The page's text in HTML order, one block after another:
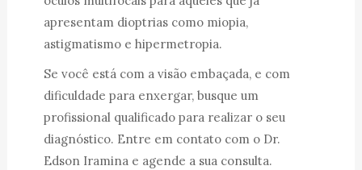
apresentam dioptrias como miopia,
astigmatismo e hipermetropia.
Se você está com a visão embaçada, e com
dificuldade para enxergar, busque um
profissional qualificado para realizar o seu
diagnóstico. Entre em contato com o Dr.
Edson Iramina e agende a sua consulta.